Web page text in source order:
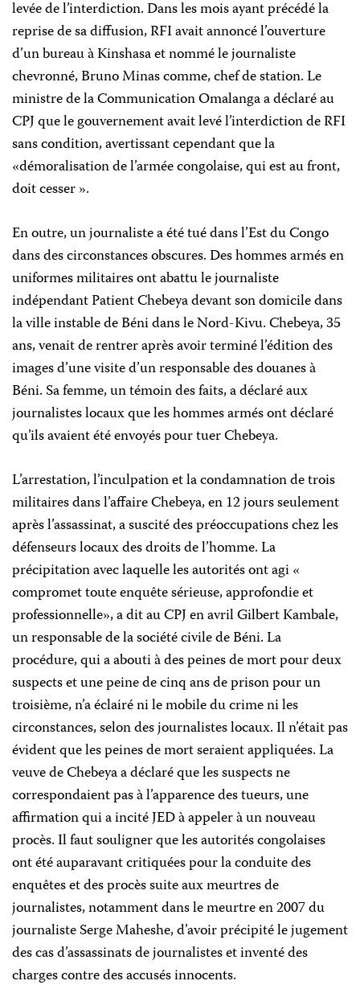
levée de l’interdiction. Dans les mois ayant précédé la
reprise de sa diffusion, RFI avait annoncé l’ouverture
d’un bureau à Kinshasa et nommé le journaliste
chevronné, Bruno Minas comme, chef de station. Le
ministre de la Communication Omalanga a déclaré au
CPJ que le gouvernement avait levé l’interdiction de RFI
sans condition, avertissant cependant que la
«démoralisation de l’armée congolaise, qui est au front,
doit cesser ».
En outre, un journaliste a été tué dans l’Est du Congo
dans des circonstances obscures. Des hommes armés en
uniformes militaires ont abattu le journaliste
indépendant Patient Chebeya devant son domicile dans
la ville instable de Béni dans le Nord-Kivu. Chebeya, 35
ans, venait de rentrer après avoir terminé l’édition des
images d’une visite d’un responsable des douanes à
Béni. Sa femme, un témoin des faits, a déclaré aux
journalistes locaux que les hommes armés ont déclaré
qu’ils avaient été envoyés pour tuer Chebeya.
L’arrestation, l’inculpation et la condamnation de trois
militaires dans l’affaire Chebeya, en 12 jours seulement
après l’assassinat, a suscité des préoccupations chez les
défenseurs locaux des droits de l’homme. La
précipitation avec laquelle les autorités ont agi «
compromet toute enquête sérieuse, approfondie et
professionnelle», a dit au CPJ en avril Gilbert Kambale,
un responsable de la société civile de Béni. La
procédure, qui a abouti à des peines de mort pour deux
suspects et une peine de cinq ans de prison pour un
troisième, n’a éclairé ni le mobile du crime ni les
circonstances, selon des journalistes locaux. Il n’était pas
évident que les peines de mort seraient appliquées. La
veuve de Chebeya a déclaré que les suspects ne
correspondaient pas à l’apparence des tueurs, une
affirmation qui a incité JED à appeler à un nouveau
procès. Il faut souligner que les autorités congolaises
ont été auparavant critiquées pour la conduite des
enquêtes et des procès suite aux meurtres de
journalistes, notamment dans le meurtre en 2007 du
journaliste Serge Maheshe, d’avoir précipité le jugement
des cas d’assassinats de journalistes et inventé des
charges contre des accusés innocents.